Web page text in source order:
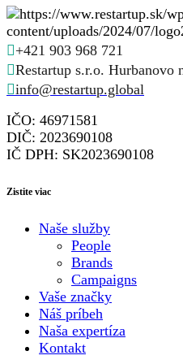
+421 903 968 721
Restartup s.r.o. Hurbanovo
info@restartup.global
IČO: 46971581
DIČ: 2023690108
IČ DPH: SK2023690108
Zistite viac
Naše služby
People
Brands
Campaigns
Vaše značky
Náš príbeh
Naša expertíza
Kontakt